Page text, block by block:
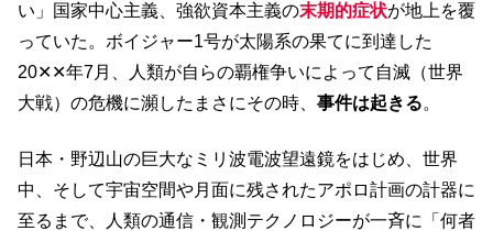
い」国家中心主義、強欲資本主義の末期的症状が地上を覆
っていた。ボイジャー1号が太陽系の果てに到達した
20✕✕年7月、人類が自らの覇権争いによって自滅（世界
大戦）の危機に瀕したまさにその時、 事件は起きる。
日本・野辺山の巨大なミリ波電波望遠鏡をはじめ、世界
中、そして宇宙空間や月面に残されたアポロ計画の計器に
至るまで、人類の通信・観測テクノロジーが一斉に「何者